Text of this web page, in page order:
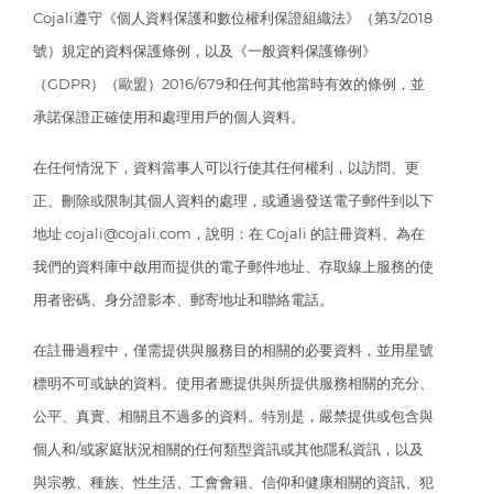
Cojali遵守《個人資料保護和數位權利保證組織法》（第3/2018
號）規定的資料保護條例，以及《一般資料保護條例》
（GDPR）（歐盟）2016/679和任何其他當時有效的條例，並
承諾保證正確使用和處理用戶的個人資料。
在任何情況下，資料當事人可以行使其任何權利，以訪問、更
正、刪除或限制其個人資料的處理，或通過發送電子郵件到以下
地址 cojali@cojali.com，說明：在 Cojali 的註冊資料、為在
我們的資料庫中啟用而提供的電子郵件地址、存取線上服務的使
用者密碼、身分證影本、郵寄地址和聯絡電話。
在註冊過程中，僅需提供與服務目的相關的必要資料，並用星號
標明不可或缺的資料。使用者應提供與所提供服務相關的充分、
公平、真實、相關且不過多的資料。特別是，嚴禁提供或包含與
個人和/或家庭狀況相關的任何類型資訊或其他隱私資訊，以及
與宗教、種族、性生活、工會會籍、信仰和健康相關的資訊、犯